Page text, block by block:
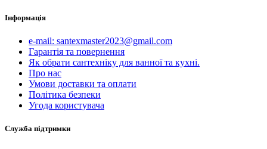
Інформація
e-mail: santexmaster2023@gmail.com
Гарантія та повернення
Як обрати сантехніку для ванної та кухні.
Про нас
Умови доставки та оплати
Політика безпеки
Угода користувача
Служба підтримки